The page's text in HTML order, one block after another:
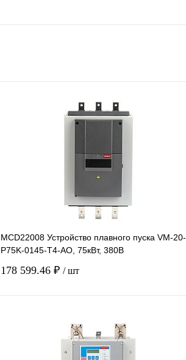
MCD22008 Устройство плавного пуска VM-20-
P75K-0145-T4-AO, 75кВт, 380В
178 599.46 ₽ / шт
Купить в 1 клик Сравнение